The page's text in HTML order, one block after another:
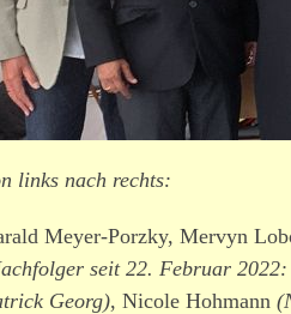
links nach rechts:
Meyer-Porzky, Mervyn
seit 22. Februar
Georg), Nicole Hohmann